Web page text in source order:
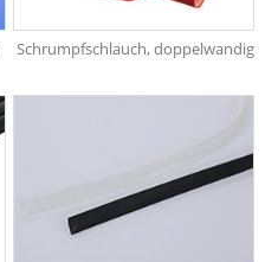
Schrumpfschlauch, doppelwandig